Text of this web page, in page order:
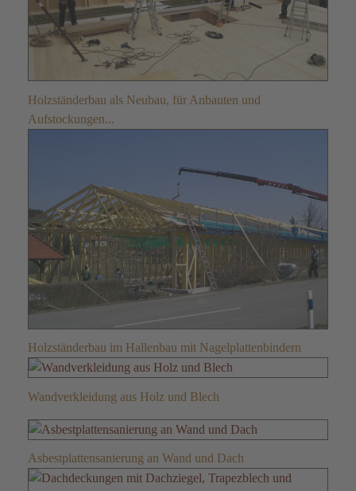
Holzständerbau als Neubau, für Anbauten und
Aufstockungen...
Holzständerbau im Hallenbau mit Nagelplattenbindern
Wandverkleidung aus Holz und Blech
Asbestplattensanierung an Wand und Dach